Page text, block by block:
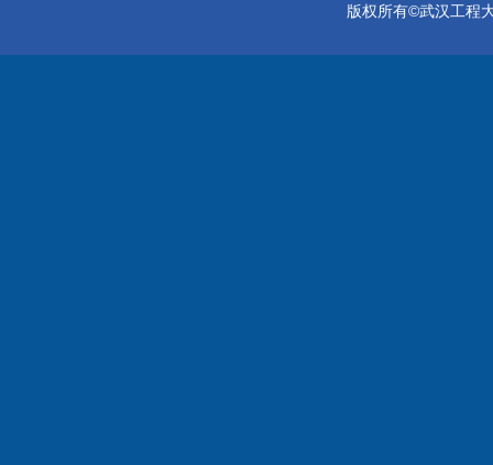
版权所有©武汉工程